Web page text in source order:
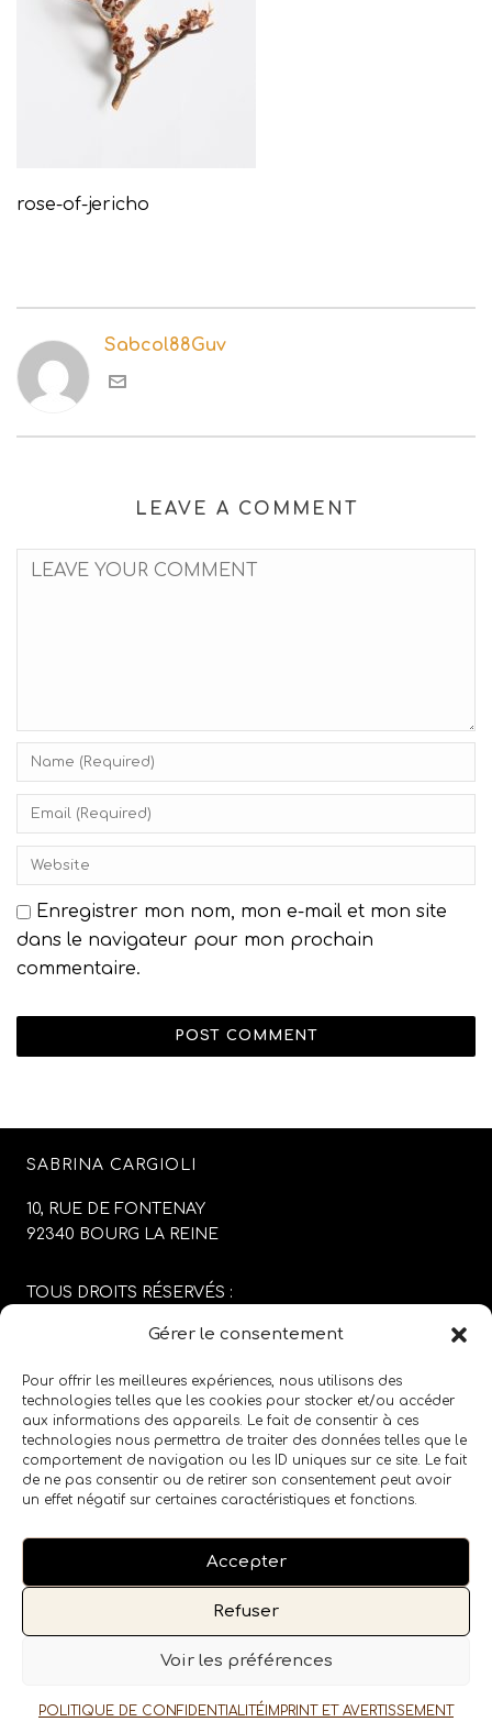
Gérer le consentement
Pour offrir les meilleures expériences, nous utilisons des
technologies telles que les cookies pour stocker et/ou accéder
aux informations des appareils. Le fait de consentir à ces
technologies nous permettra de traiter des données telles que le
comportement de navigation ou les ID uniques sur ce site. Le fait
de ne pas consentir ou de retirer son consentement peut avoir
un effet négatif sur certaines caractéristiques et fonctions.
Accepter
Refuser
Voir les préférences
POLITIQUE DE CONFIDENTIALITÉIMPRINT ET AVERTISSEMENT
rose-of-jericho
Sabcol88Guv
LEAVE A COMMENT
Enregistrer mon nom, mon e-mail et mon site
dans le navigateur pour mon prochain
commentaire.
SABRINA CARGIOLI
10, RUE DE FONTENAY
92340 BOURG LA REINE
TOUS DROITS RÉSERVÉS :
CONCEPTION DU SITE :
MENTIONS LÉGALES/CGV
SUIVEZ LE SALON SUR LES RÉSEAUX SOCIAUX